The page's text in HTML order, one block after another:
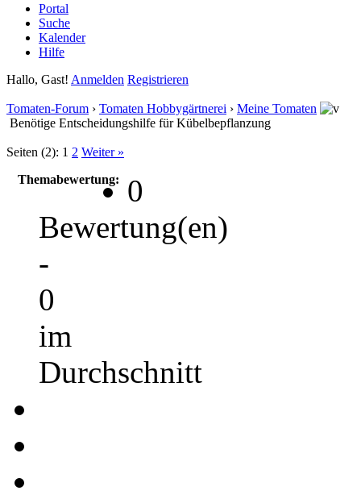
Portal
Suche
Kalender
Hilfe
Hallo, Gast! Anmelden Registrieren
Tomaten-Forum › Tomaten Hobbygärtnerei › Meine Tomaten
Benötige Entscheidungshilfe für Kübelbepflanzung
Seiten (2): 1 2 Weiter »
Themabewertung:
0
Bewertung(en)
-
0
im
Durchschnitt